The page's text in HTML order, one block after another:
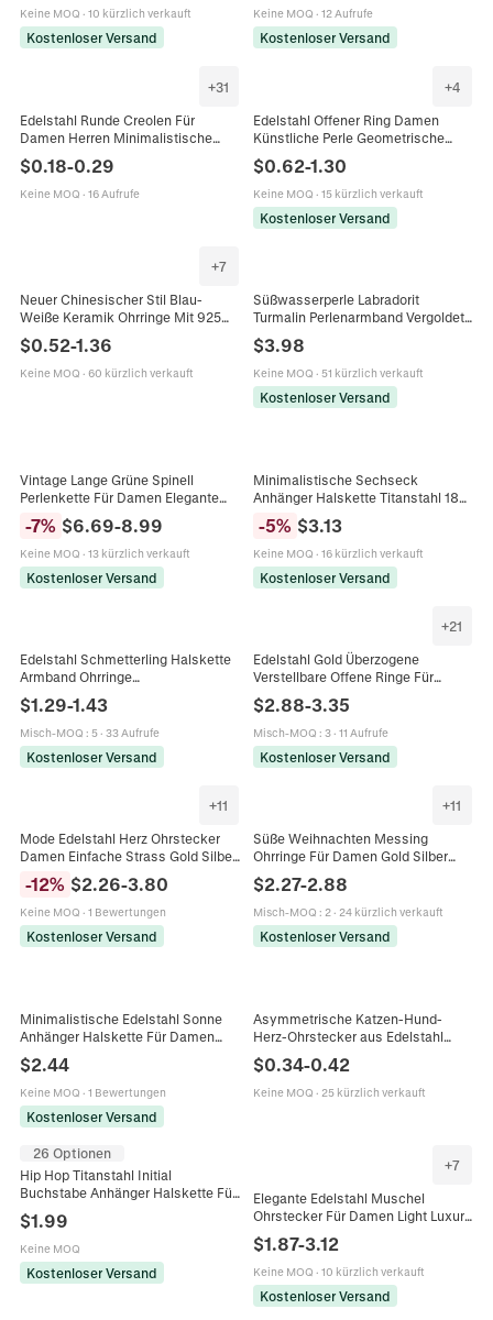
Keine MOQ · 10 kürzlich verkauft
Kostenloser Versand
Keine MOQ · 12 Aufrufe
Kostenloser Versand
+31
Edelstahl Runde Creolen Für
Damen Herren Minimalistische
Ohrschnalle Mode Schmuck
Zubehör
$0.18-0.29
Keine MOQ · 16 Aufrufe
+4
Edelstahl Offener Ring Damen
Künstliche Perle Geometrische
Übertriebene Verstellbare Ring
$0.62-1.30
Keine MOQ · 15 kürzlich verkauft
Kostenloser Versand
+7
Neuer Chinesischer Stil Blau-
Weiße Keramik Ohrringe Mit 925
Sterling Silber Stift Vintage
Handgefertigte Geometrische
Ohrhänger
$0.52-1.36
Keine MOQ · 60 kürzlich verkauft
Süßwasserperle Labradorit
Turmalin Perlenarmband Vergoldet
Verstellbare Kette Naturstein
Schmuck Geschenk Für Damen
$3.98
Keine MOQ · 51 kürzlich verkauft
Kostenloser Versand
Vintage Lange Grüne Spinell
Perlenkette Für Damen Elegante
Pulloverkette Retro Schmuck
-7% $6.69-8.99
Keine MOQ · 13 kürzlich verkauft
Kostenloser Versand
Minimalistische Sechseck
Anhänger Halskette Titanstahl 18K
Schlüsselbeinkette Für Damen
Schmuck
-5% $3.13
Keine MOQ · 16 kürzlich verkauft
Kostenloser Versand
Edelstahl Schmetterling Halskette
Armband Ohrringe
Schmuckkollektion Vergoldet
Muscheleinlage Schmuck Für
Damen Mädchen
$1.29-1.43
Misch-MOQ : 5· 33 Aufrufe
Kostenloser Versand
+21
Edelstahl Gold Überzogene
Verstellbare Offene Ringe Für
Damen Herren Vintage Böhmische
Himmlische Muster Strass
Eingelegter Ring Schmuck
$2.88-3.35
Misch-MOQ : 3· 11 Aufrufe
Kostenloser Versand
+11
Mode Edelstahl Herz Ohrstecker
Damen Einfache Strass Gold Silber
Plattiert Herz Ohrringe Pendler
Schmuck Geschenk
-12% $2.26-3.80
Keine MOQ · 1 Bewertungen
Kostenloser Versand
+11
Süße Weihnachten Messing
Ohrringe Für Damen Gold Silber
Galvanisiert Zirkonia
Lebkuchenmann Socke
Zuckerstange Handschuh
Geschenkbeutel Festlicher
Schmuck
$2.27-2.88
Misch-MOQ : 2· 24 kürzlich verkauft
Kostenloser Versand
Minimalistische Edelstahl Sonne
Anhänger Halskette Für Damen
Strass Schmuck Mode Halskette
$2.44
Keine MOQ · 1 Bewertungen
Kostenloser Versand
Asymmetrische Katzen-Hund-
Herz-Ohrstecker aus Edelstahl
Tiersilhouette Schmuck für Damen
$0.34-0.42
Keine MOQ · 25 kürzlich verkauft
26 Optionen
Hip Hop Titanstahl Initial
Buchstabe Anhänger Halskette Für
Alphabet Twist Kette Schmuck
$1.99
Keine MOQ
Kostenloser Versand
+7
Elegante Edelstahl Muschel
Ohrstecker Für Damen Light Luxury
Wassertropfen Strass Inlay Ozean
Stil Mode Schmuck
$1.87-3.12
Keine MOQ · 10 kürzlich verkauft
Kostenloser Versand